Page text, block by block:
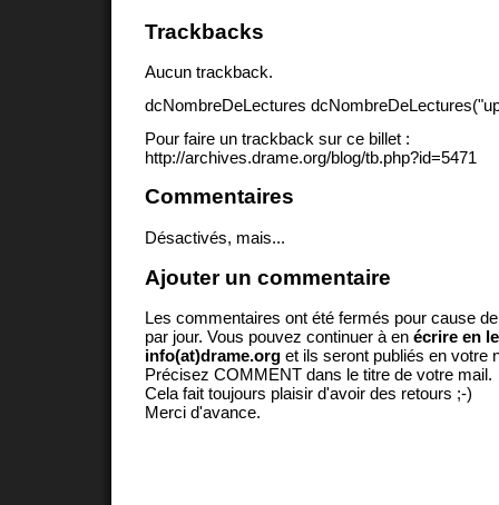
Trackbacks
Aucun trackback.
dcNombreDeLectures
Pour faire un trackback sur ce billet :
http://archives.drame.org/blog/tb.php?id=5471
Commentaires
Désactivés, mais...
Ajouter un commentaire
Les commentaires ont été fermés pour cause
par jour. Vous pouvez continuer à en écrire en
info(at)drame.org et ils seront publiés en votre
Précisez COMMENT dans le titre de votre mail.
Cela fait toujours plaisir d'avoir des retours ;-)
Merci d'avance.